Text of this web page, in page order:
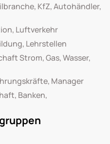
KfZ, Autohändler,
Luftverkehr
Lehrstellen
Strom, Gas, Wasser,
Manager
Banken,